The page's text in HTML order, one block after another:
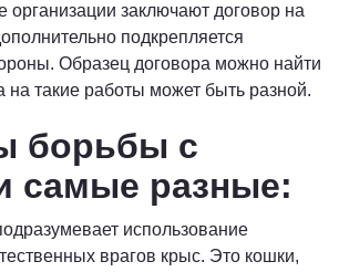
организации заключают договор на
подкрепляется
Образец договора можно найти
на такие работы может быть разной.
борьбы с
самые разные:
использование
врагов крыс. Это кошки,